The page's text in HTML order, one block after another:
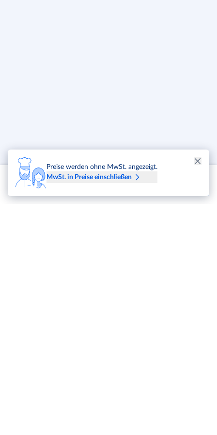
Preise werden ohne MwSt. angezeigt.
MwSt. in Preise einschließen